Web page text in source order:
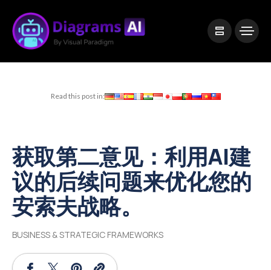
Read this post in:
获取第二意见：利用AI建
议的后续问题来优化您的
安索夫战略。
BUSINESS & STRATEGIC FRAMEWORKS